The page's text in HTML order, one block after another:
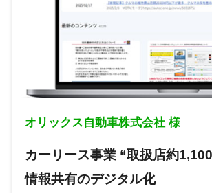
オリックス自動車株式会社 様
カーリース事業 “取扱店約
情報共有のデジタル化